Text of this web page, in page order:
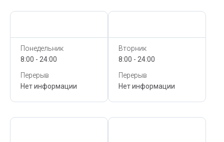
Понедельник
8:00 - 24:00
Перерыв
Нет информации
Вторник
8:00 - 24:00
Перерыв
Нет информации